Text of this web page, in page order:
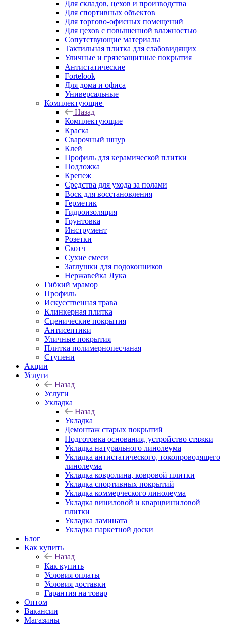
Для складов, цехов и производства
Для спортивных объектов
Для торгово-офисных помещений
Для цехов с повышенной влажностью
Сопутствующие материалы
Тактильная плитка для слабовидящих
Уличные и грязезащитные покрытия
Антистатические
Fortelook
Для дома и офиса
Универсальные
Комплектующие
Назад
Комплектующие
Краска
Сварочный шнур
Клей
Профиль для керамической плитки
Подложка
Крепеж
Средства для ухода за полами
Воск для восстановления
Герметик
Гидроизоляция
Грунтовка
Инструмент
Розетки
Скотч
Сухие смеси
Заглушки для подоконников
Нержавейка Лука
Гибкий мрамор
Профиль
Искусственная трава
Клинкерная плитка
Сценические покрытия
Антисептики
Уличные покрытия
Плитка полимернопесчаная
Ступени
Акции
Услуги
Назад
Услуги
Укладка
Назад
Укладка
Демонтаж старых покрытий
Подготовка основания, устройство стяжки
Укладка натурального линолеума
Укладка антистатического, токопроводящего
линолеума
Укладка ковролина, ковровой плитки
Укладка спортивных покрытий
Укладка коммерческого линолеума
Укладка виниловой и кварцвиниловой
плитки
Укладка ламината
Укладка паркетной доски
Блог
Как купить
Назад
Как купить
Условия оплаты
Условия доставки
Гарантия на товар
Оптом
Вакансии
Магазины